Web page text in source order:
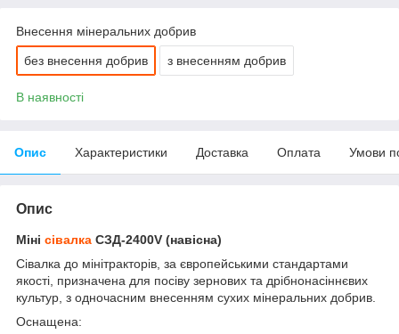
Внесення мінеральних добрив
без внесення добрив з внесенням добрив
В наявності
Опис Характеристики Доставка Оплата Умови
Опис
Міні сівалка СЗД-2400V (навісна)
Сівалка до мінітракторів, за європейськими стандартами
якості, призначена для посіву зернових та дрібнонасіннєвих
культур, з одночасним внесенням сухих мінеральних добрив.
Оснащена: